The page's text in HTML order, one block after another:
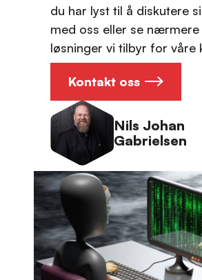
du har lyst til å diskutere
med oss eller se nærmere
løsninger vi tilbyr for våre
Kontakt oss
Nils Johan
Gabrielsen